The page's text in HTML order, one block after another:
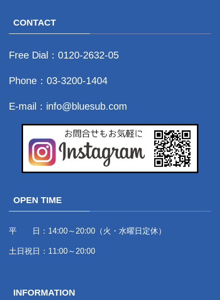
CONTACT
Free Dial： 0120-2632-05
Phone： 03-3200-1404
E-mail： info@bluesub.com
OPEN TIME
平 日：14:00～20:00（火・水曜日定休）
土日祝日：11:00～20:00
INFORMATION